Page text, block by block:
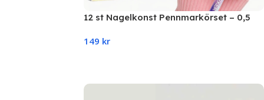
12 st Nagelkonst Pennmarkörset – 0,5
149 kr